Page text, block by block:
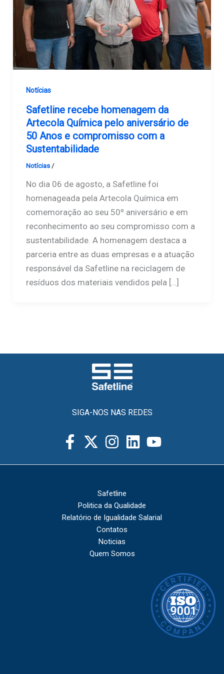
Notícias
Safetline recebe homenagem da
Artecola Química pelo aniversário de
50 Anos e compromisso com a
Sustentabilidade
Notícias/
No dia 06 de agosto, a Safetline foi
homenageada pela Artecola Química em
comemoração ao seu 50º aniversário e em
reconhecimento ao seu compromisso com a
sustentabilidade. A homenagem destaca a
parceria entre as duas empresas e a atuação
responsável da Safetline na reciclagem de
resíduos dos materiais vendidos pela […]
SIGA-NOS NAS REDES
Safetline
Politica da Qualidade
Relatório de Igualidade Salarial
Contatos
Noticias
Quem Somos